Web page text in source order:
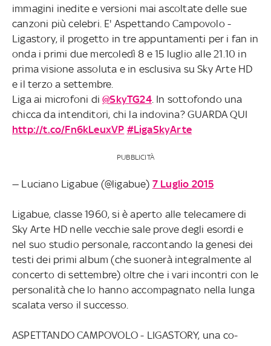
immagini inedite e versioni mai ascoltate delle sue
canzoni più celebri. E' Aspettando Campovolo -
Ligastory, il progetto in tre appuntamenti per i fan in
onda i primi due mercoledì 8 e 15 luglio alle 21.10 in
prima visione assoluta e in esclusiva su Sky Arte HD
e il terzo a settembre.
Liga ai microfoni di@SkyTG24. In sottofondo una
chicca da intenditori, chi la indovina? GUARDA QUI
http://t.co/Fn6kLeuxVP #LigaSkyArte
PUBBLICITÀ
— Luciano Ligabue (@ligabue) 7 Luglio 2015
Ligabue, classe 1960, si è aperto alle telecamere di
Sky Arte HD nelle vecchie sale prove degli esordi e
nel suo studio personale, raccontando la genesi dei
testi dei primi album (che suonerà integralmente al
concerto di settembre) oltre che i vari incontri con le
personalità che lo hanno accompagnato nella lunga
scalata verso il successo.
ASPETTANDO CAMPOVOLO - LIGASTORY, una co-